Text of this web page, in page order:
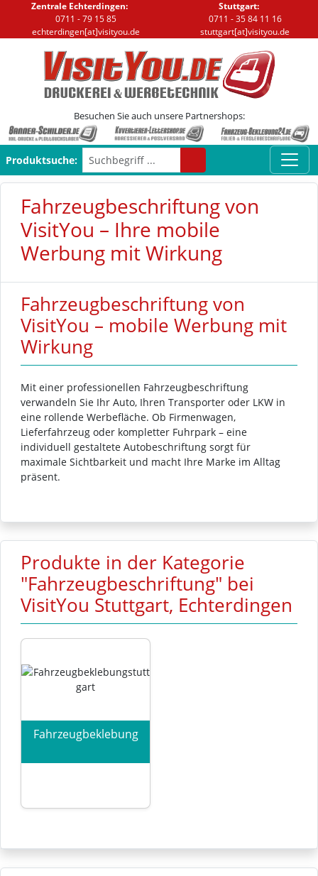
Zentrale Echterdingen:
0711 - 79 15 85
echterdingen[at]visityou.de
Stuttgart:
0711 - 35 84 11 16
stuttgart[at]visityou.de
Besuchen Sie auch unsere Partnershops:
Produktsuche:
Fahrzeugbeschriftung von
VisitYou – Ihre mobile
Werbung mit Wirkung
Fahrzeugbeschriftung von
VisitYou – mobile Werbung mit
Wirkung
Mit einer professionellen Fahrzeugbeschriftung
verwandeln Sie Ihr Auto, Ihren Transporter oder LKW in
eine rollende Werbefläche. Ob Firmenwagen,
Lieferfahrzeug oder kompletter Fuhrpark – eine
individuell gestaltete Autobeschriftung sorgt für
maximale Sichtbarkeit und macht Ihre Marke im Alltag
präsent.
Produkte in der Kategorie
"Fahrzeugbeschriftung" bei
VisitYou Stuttgart, Echterdingen
Fahrzeugbeklebung